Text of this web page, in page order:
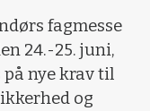
fagmesse
24.-25. juni,
nye krav til
og